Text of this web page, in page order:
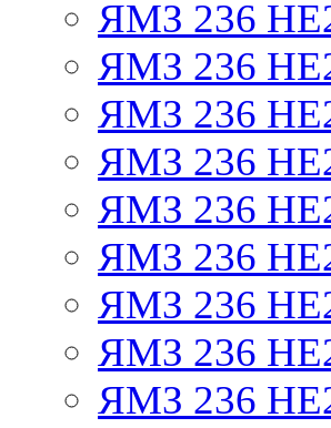
ЯМЗ 236 НЕ2
ЯМЗ 236
ЯМЗ 236
ЯМЗ 236
ЯМЗ 236
ЯМЗ 236
ЯМЗ 236 НЕ2
ЯМЗ 236 НЕ2
ЯМЗ 236